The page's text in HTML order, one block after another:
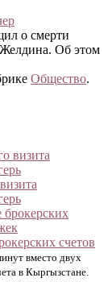
о смерти
Об этом
Общество.
счетов
вместо двух
в Кыргызстане.